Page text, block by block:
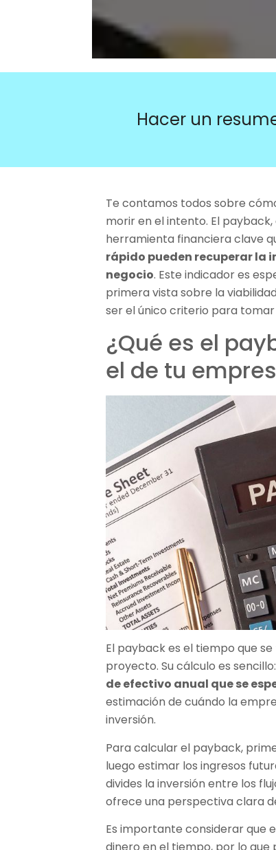
Hacer un
Te contamos todos sobre
morir en el intento. El
herramienta financiera clave
rápido pueden recuperar la
negocio. Este indicador es
primera vista sobre la
ser el único criterio para
¿Qué es el
el de tu
El payback es el tiempo que
proyecto. Su cálculo es sencillo:
de efectivo anual que se
estimación de cuándo la
inversión.
Para calcular el payback,
luego estimar los ingresos
divides la inversión entre los
ofrece una perspectiva clara
Es importante considerar que